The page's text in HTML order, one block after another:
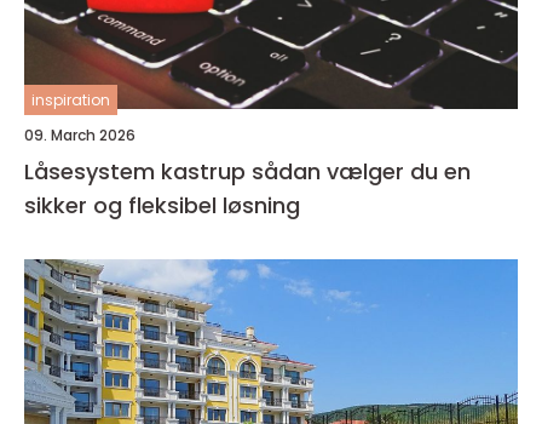
inspiration
09. March 2026
Låsesystem kastrup sådan vælger du en
sikker og fleksibel løsning